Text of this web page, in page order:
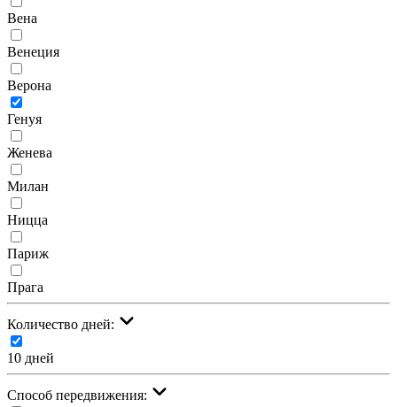
Вена
Венеция
Верона
Генуя
Женева
Милан
Ницца
Париж
Прага
Количество дней:
10 дней
Cпособ передвижения: